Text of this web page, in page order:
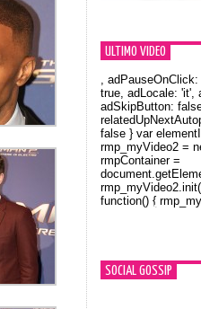
ULTIMO VIDEO
Orlando Bloom
,
true, adLocale: 'it',
adSkipButton:
false } var
rmp_myVideo2 =
rmpContainer =
function() {
SOCIAL GOSSIP